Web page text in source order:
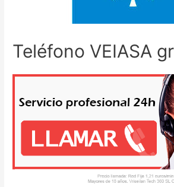
Teléfono VEIASA